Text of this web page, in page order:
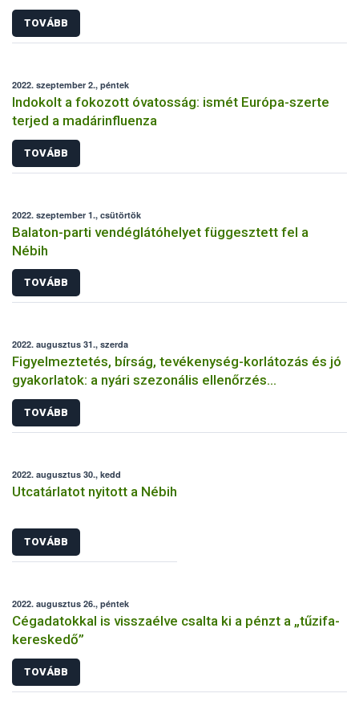
TOVÁBB
2022. szeptember 2., péntek
Indokolt a fokozott óvatosság: ismét Európa-szerte
terjed a madárinfluenza
TOVÁBB
2022. szeptember 1., csütörtök
Balaton-parti vendéglátóhelyet függesztett fel a
Nébih
TOVÁBB
2022. augusztus 31., szerda
Figyelmeztetés, bírság, tevékenység-korlátozás és jó
gyakorlatok: a nyári szezonális ellenőrzés
tapasztalatai címszavakban
TOVÁBB
2022. augusztus 30., kedd
Utcatárlatot nyitott a Nébih
TOVÁBB
2022. augusztus 26., péntek
Cégadatokkal is visszaélve csalta ki a pénzt a „tűzifa-
kereskedő”
TOVÁBB